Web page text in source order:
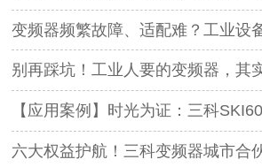
变频器频繁故障、适配难？工业设备的“场景化
别再踩坑！工业人要的变频器，其
【应用案例】时光为证：三科SKI600系列变频器
六大权益护航！三科变频器城市合伙